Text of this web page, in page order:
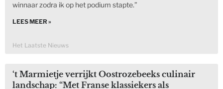
winnaar zodra ik op het podium stapte.”
LEES MEER »
Het Laatste Nieuws
‘t Marmietje verrijkt Oostrozebeeks culinair
landschap: “Met Franse klassiekers als